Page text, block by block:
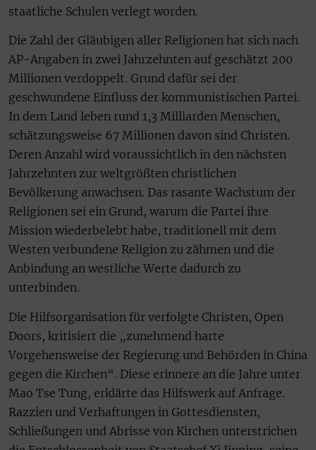
staatliche Schulen verlegt worden.
Die Zahl der Gläubigen aller Religionen hat sich nach
AP-Angaben in zwei Jahrzehnten auf geschätzt 200
Millionen verdoppelt. Grund dafür sei der
geschwundene Einfluss der kommunistischen Partei.
In dem Land leben rund 1,3 Milliarden Menschen,
schätzungsweise 67 Millionen davon sind Christen.
Deren Anzahl wird voraussichtlich in den nächsten
Jahrzehnten zur weltgrößten christlichen
Bevölkerung anwachsen. Das rasante Wachstum der
Religionen sei ein Grund, warum die Partei ihre
Mission wiederbelebt habe, traditionell mit dem
Westen verbundene Religion zu zähmen und die
Anbindung an westliche Werte dadurch zu
unterbinden.
Die Hilfsorganisation für verfolgte Christen, Open
Doors, kritisiert die „zunehmend harte
Vorgehensweise der Regierung und Behörden in China
gegen die Kirchen“. Diese erinnere an die Jahre unter
Mao Tse Tung, erklärte das Hilfswerk auf Anfrage.
Razzien und Verhaftungen in Gottesdiensten,
Schließungen und Abrisse von Kirchen unterstrichen